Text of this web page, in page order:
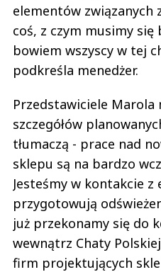
elementów związanych
coś, z czym musimy
bowiem wszyscy w tej
podkreśla menedżer.
Przedstawiciele Marola
szczegółów
tłumaczą - prace nad
sklepu są na bardzo
Jesteśmy w kontakcie
przygotowują
już przekonamy się do
wewnątrz Chaty
firm projektujących